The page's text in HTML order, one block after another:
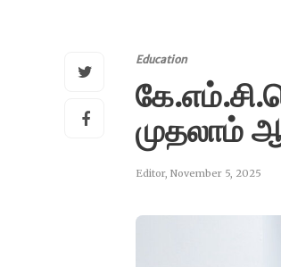
Education
முதலாம்
Editor, November 5, 2025